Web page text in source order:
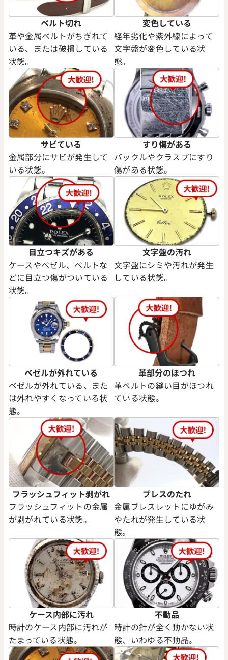
点の参考買取価格です
参考買取価格
3,940,000円
※2026年2月27日時点の参考
イトナ 126503G
格
日時点の参考買取価格です
ロレックス デイトナ 116503
字盤
参考買取価格
3,210,000
※2024年7月27日時点の参考
ベルト切れ
革や金属ベルトがちぎれて
いる、または破損している
状態。
変色している
経年劣化や紫外線によって
文字盤が変色している状
態。
サビている
金属部分にサビが発生して
いる状態。
すり傷がある
バックルやクラスプにすり
傷がある状態。
目立つキズがある
ケースやベゼル、ベルトな
どに目立つ傷がついている
状態。
文字盤の汚れ
文字盤にシミや汚れが発生
している状態。
ベゼルが外れている
ベゼルが外れている、また
は外れやすくなっている状
態。
革部分のほつれ
革ベルトの縫い目がほつれ
ている状態。
フラッシュフィット剥がれ
フラッシュフィットの金属
が剥がれている状態。
ブレスのたれ
金属ブレスレットにゆがみ
やたれが発生している状
態。
ケース内部に汚れ
時計のケース内部に汚れが
たまっている状態。
不動品
時計の針が全く動かない状
態、いわゆる不動品。